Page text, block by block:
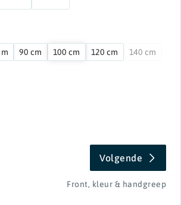
90 cm 100 cm 120 cm
140 cm
Volgende
Front, kleur & handgreep